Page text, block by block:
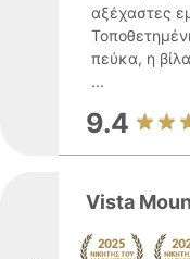
αξέχαστες
πεύκα, η
...
9.4
Vista